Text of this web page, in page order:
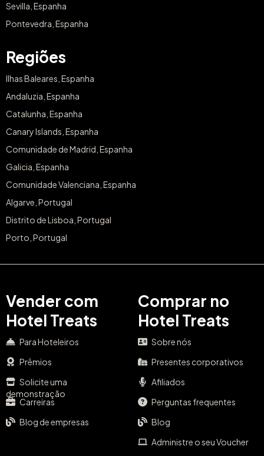
Sevilla, Espanha
Pontevedra, Espanha
Regiões
Ilhas Baleares, Espanha
Andaluzia, Espanha
Catalunha, Espanha
Canary Islands, Espanha
Comunidade de Madrid, Espanha
Galicia, Espanha
Comunidade Valenciana, Espanha
Algarve, Portugal
Distrito de Lisboa, Portugal
Porto, Portugal
Vender com
Hotel Treats
Para Hoteleiros
Prêmios
Solicite uma
demonstração
Carreiras
Blog de empresas
Comprar no
Hotel Treats
Sobre nós
Presentes corporativos
Afiliados
Perguntas frequentes
Blog
Administre o seu Voucher